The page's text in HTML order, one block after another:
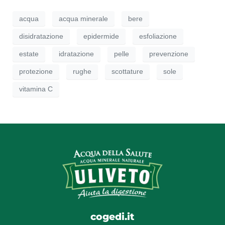
acqua acqua minerale bere
disidratazione epidermide esfoliazione
estate idratazione pelle prevenzione
protezione rughe scottature sole
vitamina C
cogedi.it